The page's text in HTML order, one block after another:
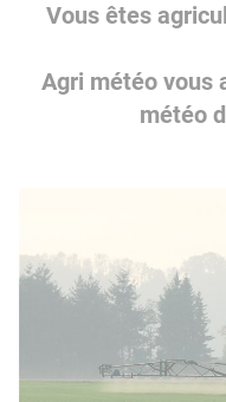
Vous êtes
Agri météo vous
météo